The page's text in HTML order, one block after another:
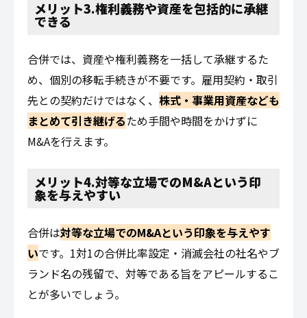
メリット3.権利義務や資産を包括的に承継
できる
合併では、資産や権利義務を一括して承継するた
め、個別の移転手続きが不要です。雇用契約・取引
先との契約だけではなく、 株式・事業用資産なども
まとめて引き継げるため手間や時間をかけずに
M&Aを行えます。
メリット4.対等な立場でのM&Aという印
象を与えやすい
合併は対等な立場でのM&Aという印象を与えやす
いです。1対1の合併比率設定・消滅会社の社名やブ
ランド名の残留で、対等である旨をアピールするこ
とが多いでしょう。